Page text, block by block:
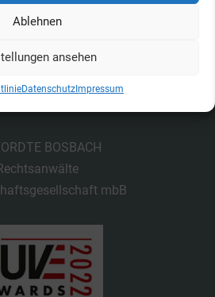
Ablehnen
ansehen
DatenschutzImpressum
BOSBACH
mbB